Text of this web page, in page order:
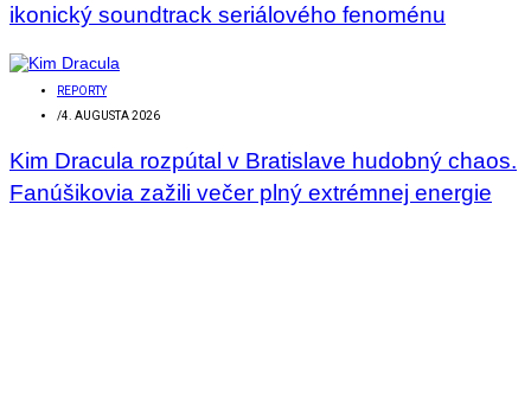
ikonický soundtrack seriálového fenoménu
REPORTY
/4. AUGUSTA 2026
Kim Dracula rozpútal v Bratislave hudobný chaos.
Fanúšikovia zažili večer plný extrémnej energie